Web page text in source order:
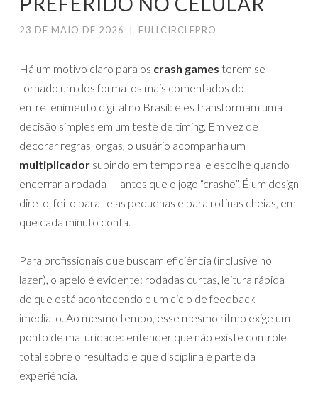
23 DE MAIO DE 2026 FULLCIRCLEPRO
Há um motivo claro para os crash games terem se
tornado um dos formatos mais comentados do
entretenimento digital no Brasil: eles transformam uma
decisão simples em um teste de timing. Em vez de
decorar regras longas, o usuário acompanha um
multiplicador subindo em tempo real e escolhe quando
encerrar a rodada — antes que o jogo “crashe”. É um design
direto, feito para telas pequenas e para rotinas cheias, em
que cada minuto conta.
Para profissionais que buscam eficiência (inclusive no
lazer), o apelo é evidente: rodadas curtas, leitura rápida
do que está acontecendo e um ciclo de feedback
imediato. Ao mesmo tempo, esse mesmo ritmo exige um
ponto de maturidade: entender que não existe controle
total sobre o resultado e que disciplina é parte da
experiência.